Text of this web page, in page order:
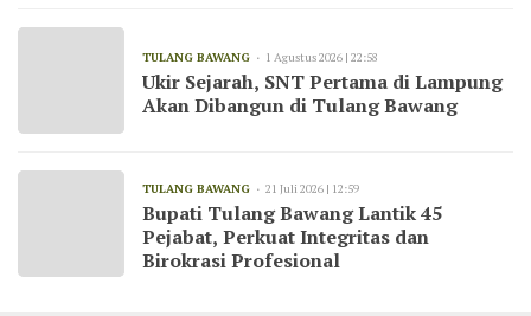
TULANG BAWANG 1 Agustus 2026 | 22:58
Ukir Sejarah, SNT Pertama di Lampung
Akan Dibangun di Tulang Bawang
TULANG BAWANG 21 Juli 2026 | 12:59
Bupati Tulang Bawang Lantik 45
Pejabat, Perkuat Integritas dan
Birokrasi Profesional